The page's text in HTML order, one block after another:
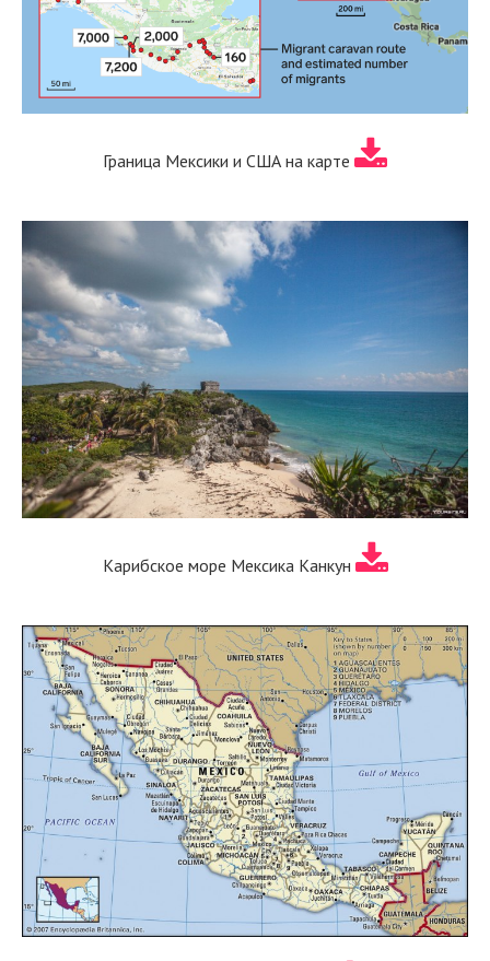
Граница Мексики и США на карте
Карибское море Мексика Канкун